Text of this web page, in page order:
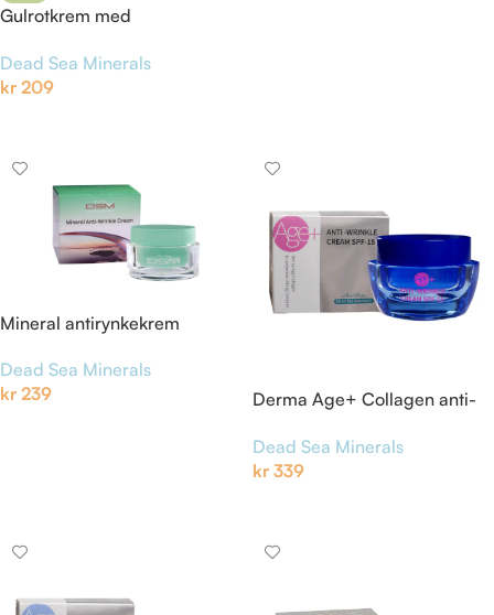
Gulrotkrem med
Dead Sea Minerals
kr 209
Mineral antirynkekrem
Dead Sea Minerals
kr 239
Derma Age+ Collagen anti-
Dead Sea Minerals
kr 339